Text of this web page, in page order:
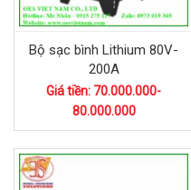
Bộ sạc bình Lithium 80V-
200A
Giá tiền: 70.000.000-
80.000.000